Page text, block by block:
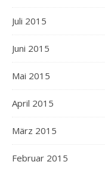
Juli 2015
Juni 2015
Mai 2015
April 2015
März 2015
Februar 2015